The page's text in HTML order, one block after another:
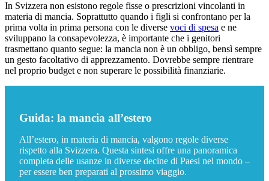
In Svizzera non esistono regole fisse o prescrizioni vincolanti in
materia di mancia. Soprattutto quando i figli si confrontano per la
prima volta in prima persona con le diverse voci di spesa e ne
sviluppano la consapevolezza, è importante che i genitori
trasmettano quanto segue: la mancia non è un obbligo, bensì sempre
un gesto facoltativo di apprezzamento. Dovrebbe sempre rientrare
nel proprio budget e non superare le possibilità finanziarie.
Guida: la mancia all’estero
All’estero, in materia di mancia, valgono regole diverse
rispetto alla Svizzera. Questa sintesi offre una panoramica
completa delle usanze in diverse decine di Paesi nel mondo –
per essere ben preparati al prossimo viaggio.